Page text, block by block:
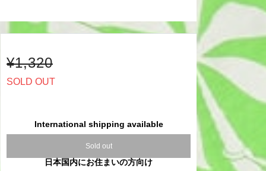
¥1,320
SOLD OUT
International shipping available
Sold out
日本国内にお住まいの方向け